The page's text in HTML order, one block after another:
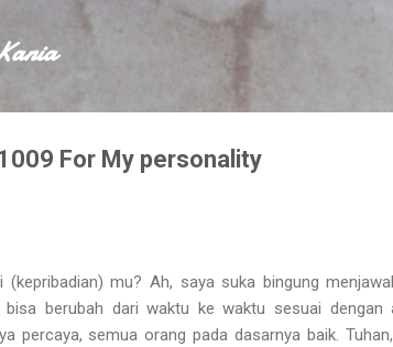
Skip to main content
For My personality
(kepribadian) mu? Ah, saya suka bingung
bisa berubah dari waktu ke waktu sesuai
percaya, semua orang pada dasarnya baik.